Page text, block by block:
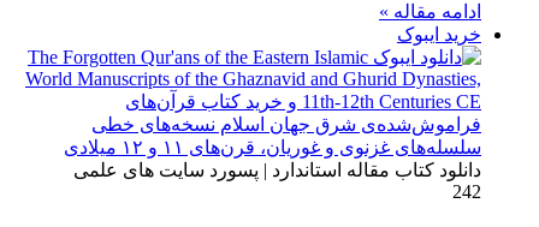
ادامه مقاله »
خرید ایبوک
دانلود کتاب مقاله استاندارد | پسورد سایت های علمی
242